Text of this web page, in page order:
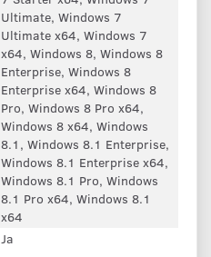
Ultimate, Windows 7
Ultimate x64, Windows 7
x64, Windows 8, Windows 8
Enterprise, Windows 8
Enterprise x64, Windows 8
Pro, Windows 8 Pro x64,
Windows 8 x64, Windows
8.1, Windows 8.1 Enterprise,
Windows 8.1 Enterprise x64,
Windows 8.1 Pro, Windows
8.1 Pro x64, Windows 8.1
x64
Ja